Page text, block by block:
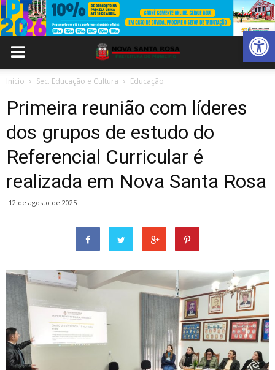
Abrir
Inicio Sec. Educação e Cultura Educação
Primeira reunião com líderes
dos grupos de estudo do
Referencial Curricular é
realizada em Nova Santa Rosa
12 de agosto de 2025